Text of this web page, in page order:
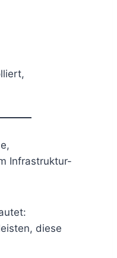
Infrastruktur-
diese